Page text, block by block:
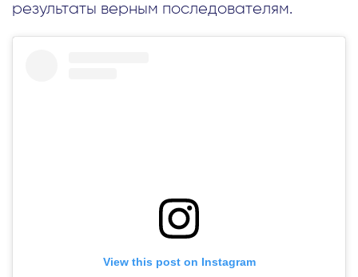
результаты верным последователям.
View this post on Instagram